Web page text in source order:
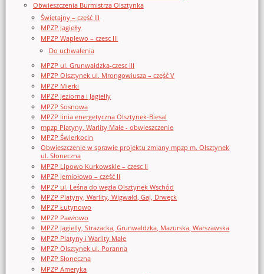
Obwieszczenia Burmistrza Olsztynka
Świętajny – część III
MPZP Jagiełły
MPZP Waplewo – czesc III
Do uchwalenia
MPZP ul. Grunwaldzka-czesc III
MPZP Olsztynek ul. Mrongowiusza – część V
MPZP Mierki
MPZP Jeziorna i Jagielly
MPZP Sosnowa
MPZP linia energetyczna Olsztynek-Biesal
mpzp Platyny, Warlity Małe - obwieszczenie
MPZP Świerkocin
Obwieszczenie w sprawie projektu zmiany mpzp m. Olsztynek
ul. Słoneczna
MPZP Lipowo Kurkowskie – czesc II
MPZP Jemiołowo – część II
MPZP ul. Leśna do węzła Olsztynek Wschód
MPZP Platyny, Warlity, Wigwałd, Gaj, Drwęck
MPZP Łutynowo
MPZP Pawłowo
MPZP Jagielly, Strazacka, Grunwaldzka, Mazurska, Warszawska
MPZP Platyny i Warlity Małe
MPZP Olsztynek ul. Poranna
MPZP Słoneczna
MPZP Ameryka